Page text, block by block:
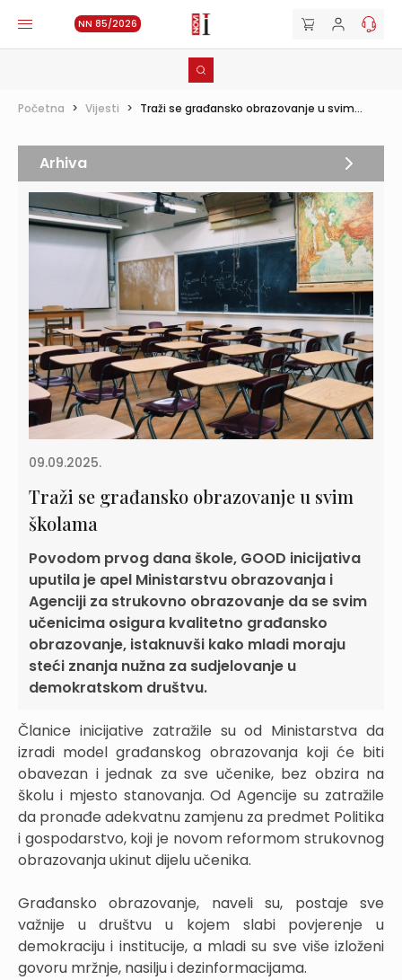
NN 85/2026
Početna > Vijesti > Traži se građansko obrazovanje u svim...
09.09.2025.
Traži se građansko obrazovanje u svim
školama
Povodom prvog dana škole, GOOD inicijativa
uputila je apel Ministarstvu obrazovanja i
Agenciji za strukovno obrazovanje da se svim
učenicima osigura kvalitetno građansko
obrazovanje, istaknuvši kako mladi moraju
steći znanja nužna za sudjelovanje u
demokratskom društvu.
Članice inicijative zatražile su od Ministarstva da
izradi model građanskog obrazovanja koji će biti
obavezan i jednak za sve učenike, bez obzira na
školu i mjesto stanovanja. Od Agencije su zatražile
da pronađe adekvatnu zamjenu za predmet Politika
i gospodarstvo, koji je novom reformom strukovnog
obrazovanja ukinut dijelu učenika.
Građansko obrazovanje, naveli su, postaje sve
važnije u društvu u kojem slabi povjerenje u
demokraciju i institucije, a mladi su sve više izloženi
govoru mržnje, nasilju i dezinformacijama.
Arhiva